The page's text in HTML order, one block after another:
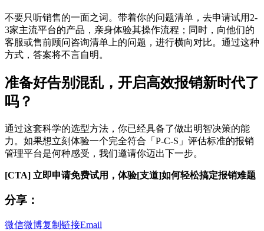
不要只听销售的一面之词。带着你的问题清单，去申请试用2-
3家主流平台的产品，亲身体验其操作流程；同时，向他们的
客服或售前顾问咨询清单上的问题，进行横向对比。通过这种
方式，答案将不言自明。
准备好告别混乱，开启高效报销新时代了
吗？
通过这套科学的选型方法，你已经具备了做出明智决策的能
力。如果想立刻体验一个完全符合「P-C-S」评估标准的报销
管理平台是何种感受，我们邀请你迈出下一步。
[CTA] 立即申请免费试用，体验[支道]如何轻松搞定报销难题
分享：
微信微博复制链接Email